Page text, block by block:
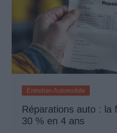
Entretien Automobile
Réparations auto : la
30 % en 4 ans